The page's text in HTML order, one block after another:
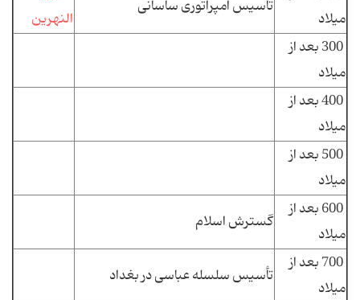
میلاد
تأسیس امپراتوری ساسانی
300 بعد از
میلاد
400 بعد از
میلاد
500 بعد از
میلاد
600 بعد از
میلاد
گسترش اسلام
700 بعد از
میلاد
تأسیس سلسله عباسی در بغداد